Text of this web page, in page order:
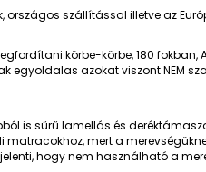
szállítással illetve az
körbe-körbe, 180
azokat viszont NEM
is sűrű lamellás és
mert a
jelenti, hogy nem használható a